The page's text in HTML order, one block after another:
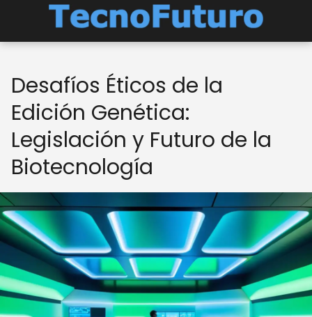
Desafíos Éticos de la
Edición Genética:
Legislación y Futuro de la
Biotecnología